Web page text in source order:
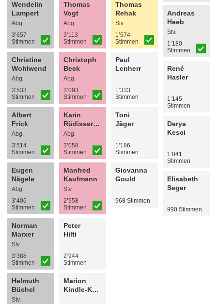
Wendelin
Lampert
Abg.
3’657
Stimmen
Christine
Wohlwend
Abg.
3’533
Stimmen
Albert
Frick
Abg.
3’514
Stimmen
Eugen
Nägele
Abg.
3’406
Stimmen
Norman
Marxer
Stv.
3’388
Stimmen
Helmuth
Büchel
Stv.
Thomas
Vogt
Abg.
3’113
Stimmen
Christoph
Beck
Abg.
3’093
Stimmen
Karin
Rüdisser-Quaderer
Abg.
3’058
Stimmen
Manfred
Kaufmann
Stv.
2’958
Stimmen
Peter
Hilti
2’944
Stimmen
Marion
Kindle-Kühnis
Thomas
Rehak
Stv.
1’574
Stimmen
Paul
Lenherr
1’333
Stimmen
Toni
Jäger
1’186
Stimmen
Giovanna
Gould
968 Stimmen
Andreas
Heeb
Stv.
1’180
Stimmen
René
Hasler
1’145
Stimmen
Derya
Kesci
1’041
Stimmen
Elisabeth
Seger
990 Stimmen